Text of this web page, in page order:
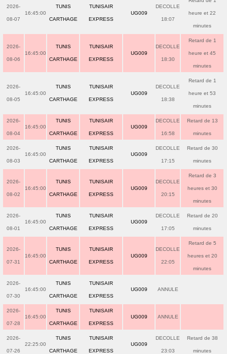
2026-
08-07
16:45:00
TUNIS
CARTHAGE
TUNISAIR
EXPRESS
UG009
DECOLLE
18:07
heure et 22
minutes
2026-
08-06
16:45:00
TUNIS
CARTHAGE
TUNISAIR
EXPRESS
UG009
DECOLLE
18:30
Retard de 1
heure et 45
minutes
2026-
08-05
16:45:00
TUNIS
CARTHAGE
TUNISAIR
EXPRESS
UG009
DECOLLE
18:38
Retard de 1
heure et 53
minutes
2026-
08-04
16:45:00
TUNIS
CARTHAGE
TUNISAIR
EXPRESS
UG009
DECOLLE
16:58
Retard de 13
minutes
2026-
08-03
16:45:00
TUNIS
CARTHAGE
TUNISAIR
EXPRESS
UG009
DECOLLE
17:15
Retard de 30
minutes
2026-
08-02
16:45:00
TUNIS
CARTHAGE
TUNISAIR
EXPRESS
UG009
DECOLLE
20:15
Retard de 3
heures et 30
minutes
2026-
08-01
16:45:00
TUNIS
CARTHAGE
TUNISAIR
EXPRESS
UG009
DECOLLE
17:05
Retard de 20
minutes
2026-
07-31
16:45:00
TUNIS
CARTHAGE
TUNISAIR
EXPRESS
UG009
DECOLLE
22:05
Retard de 5
heures et 20
minutes
2026-
07-30
16:45:00
TUNIS
CARTHAGE
TUNISAIR
EXPRESS
UG009 ANNULE
2026-
07-28
16:45:00
TUNIS
CARTHAGE
TUNISAIR
EXPRESS
UG009 ANNULE
2026-
07-26
22:25:00
TUNIS
CARTHAGE
TUNISAIR
EXPRESS
UG009
DECOLLE
23:03
Retard de 38
minutes